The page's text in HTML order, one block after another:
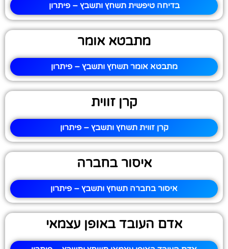
בדיחה טיפשית תשחץ ותשבץ – פיתרון
מתבטא אומר
מתבטא אומר תשחץ ותשבץ – פיתרון
קרן זווית
קרן זווית תשחץ ותשבץ – פיתרון
איסור בחברה
איסור בחברה תשחץ ותשבץ – פיתרון
אדם העובד באופן עצמאי